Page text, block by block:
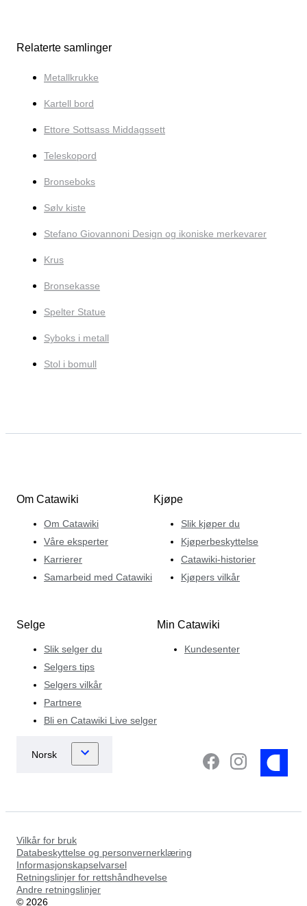
Relaterte samlinger
Metallkrukke
Kartell bord
Ettore Sottsass Middagssett
Teleskopord
Bronseboks
Sølv kiste
Stefano Giovannoni Design og ikoniske merkevarer
Krus
Bronsekasse
Spelter Statue
Syboks i metall
Stol i bomull
Om Catawiki
Om Catawiki
Våre eksperter
Karrierer
Samarbeid med Catawiki
Kjøpe
Slik kjøper du
Kjøperbeskyttelse
Catawiki-historier
Kjøpers vilkår
Selge
Slik selger du
Selgers tips
Selgers vilkår
Partnere
Bli en Catawiki Live selger
Min Catawiki
Kundesenter
Vilkår for bruk
Databeskyttelse og personvernerklæring
Informasjonskapselvarsel
Retningslinjer for rettshåndhevelse
Andre retningslinjer
© 2026